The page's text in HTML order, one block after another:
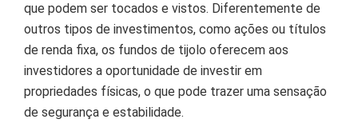
que podem ser tocados e vistos. Diferentemente de
outros tipos de investimentos, como ações ou títulos
de renda fixa, os fundos de tijolo oferecem aos
investidores a oportunidade de investir em
propriedades físicas, o que pode trazer uma sensação
de segurança e estabilidade.